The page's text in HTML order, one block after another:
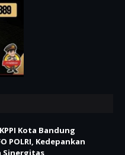
Kota Bandung
POLRI, Kedepankan
Sinergitas